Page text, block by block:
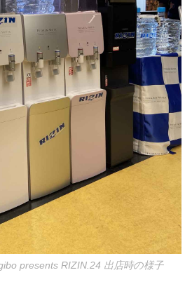
presents RIZIN.24 出店時の様子